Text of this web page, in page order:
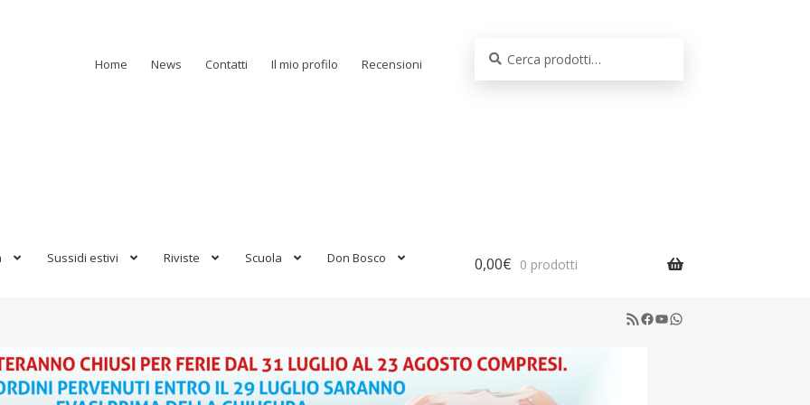
Home News Contatti Il mio profilo Recensioni
Sussidi estivi Riviste Scuola Don Bosco 0,00€ 0 prodotti
RSS Feed
Facebook
YouTube
WhatsApp